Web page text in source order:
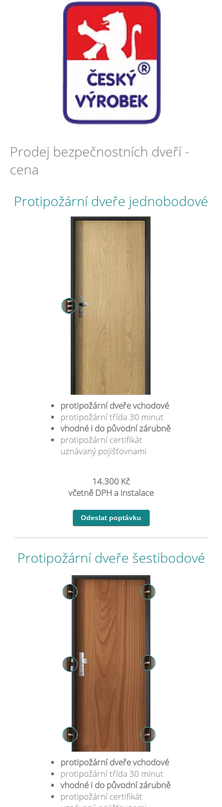
Prodej bezpečnostních dveří -
cena
Protipožární dveře jednobodové
protipožární dveře vchodové
protipožární třída 30 minut
vhodné i do původní zárubně
protipožární certifikát
uznávaný pojišťovnami
14.300 Kč
včetně DPH a instalace
Protipožární dveře šestibodové
protipožární dveře vchodové
protipožární třída 30 minut
vhodné i do původní zárubně
protipožární certifikát